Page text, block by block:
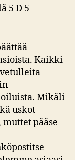
5 D 5
Kaikki
Mikäli
uskot
pääse